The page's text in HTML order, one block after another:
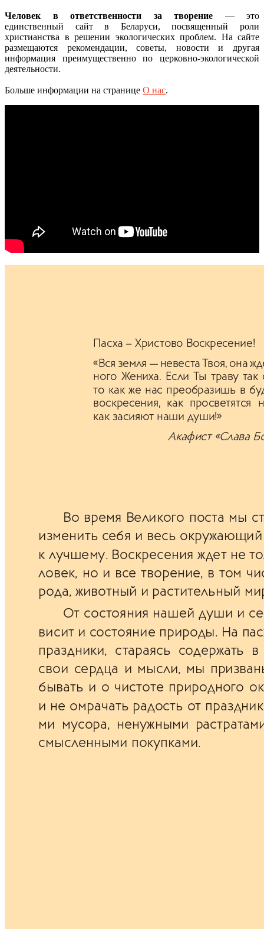
Человек в ответственности за творение — это
единственный сайт в Беларуси, посвященный роли
христианства в решении экологических проблем. На сайте
размещаются рекомендации, советы, новости и другая
информация преимущественно по церковно-экологической
деятельности.
Больше информации на странице О нас.